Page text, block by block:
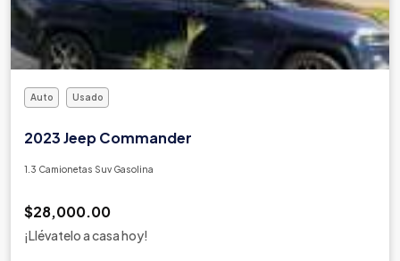
Mercedes Benz
Mercury
Mg
Mitsubishi
Morris Garages
Oldsmobile
Opel
Auto Usado
2023 Jeep Commander
1.3 Camionetas Suv Gasolina
$28,000.00
¡Llévatelo a casa hoy!